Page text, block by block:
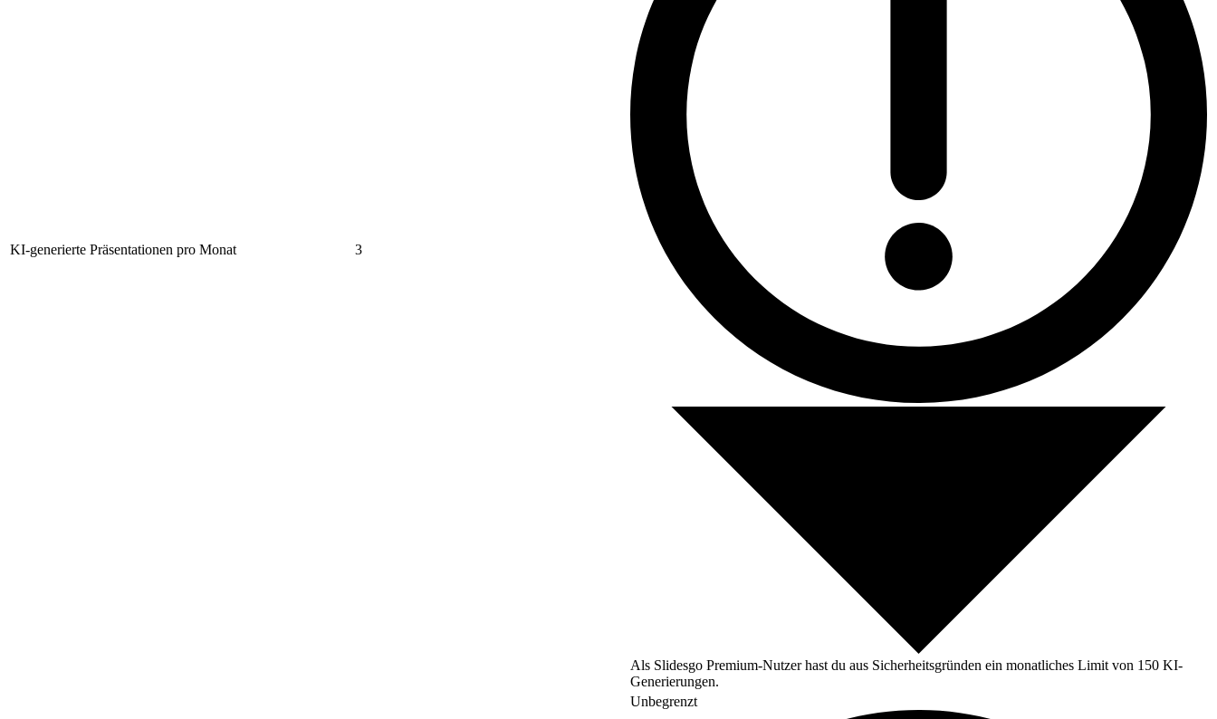
KI-generierte Präsentationen pro Monat 3
Als Slidesgo Premium-Nutzer hast du aus Sicherheitsgründen ein monatliches Limit von 150 KI-
Generierungen.
Unbegrenzt